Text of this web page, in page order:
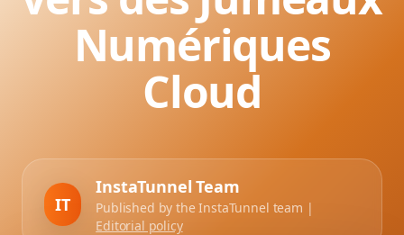
Numériques
Cloud
IT
InstaTunnel Team
Published by the InstaTunnel team |
Editorial policy